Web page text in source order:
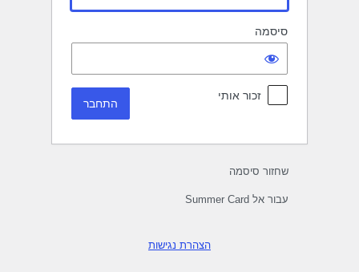
סיסמה
זכור אותי
שחזור סיסמה
עבור אל Summer Card
הצהרת נגישות